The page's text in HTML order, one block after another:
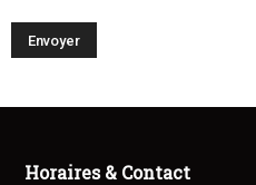
Horaires & Contact